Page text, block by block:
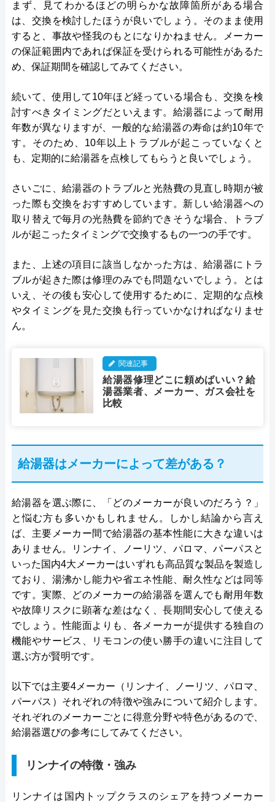
まず、見てわかるほどの明らかな故障箇所がある場合
は、交換を検討したほうが良いでしょう。そのまま使用
すると、事故や怪我のもとになりかねません。メーカー
の保証範囲内であれば保証を受けられる可能性があるた
め、保証期間を確認してみてください。
続いて、使用して10年ほど経っている場合も、交換を検
討すべきタイミングだといえます。給湯器によって耐用
年数が異なりますが、一般的な給湯器の寿命は約10年で
す。そのため、10年以上トラブルが起こっていなくと
も、定期的に給湯器を点検してもらうと良いでしょう。
さいごに、給湯器のトラブルと光熱費の見直し時期が被
った際も交換をおすすめしています。新しい給湯器への
取り替えで毎月の光熱費を節約できそうな場合、トラブ
ルが起こったタイミングで交換するもの一つの手です。
また、上述の項目に該当しなかった方は、給湯器にトラ
ブルが起きた際は修理のみでも問題ないでしょう。とは
いえ、その後も安心して使用するために、定期的な点検
やタイミングを見た交換も行っていかなければなりませ
ん。
関連記事
給湯器修理どこに頼めばいい？給
湯器業者、メーカー、ガス会社を
比較
給湯器はメーカーによって差がある？
給湯器を選ぶ際に、「どのメーカーが良いのだろう？」
と悩む方も多いかもしれません。しかし結論から言え
ば、主要メーカー間で給湯器の基本性能に大きな違いは
ありません。リンナイ、ノーリツ、パロマ、パーパスと
いった国内4大メーカーはいずれも高品質な製品を製造し
ており、湯沸かし能力や省エネ性能、耐久性などは同等
です。実際、どのメーカーの給湯器を選んでも耐用年数
や故障リスクに顕著な差はなく、長期間安心して使える
でしょう。性能面よりも、各メーカーが提供する独自の
機能やサービス、リモコンの使い勝手の違いに注目して
選ぶ方が賢明です。
以下では主要4メーカー（リンナイ、ノーリツ、パロマ、
パーパス）それぞれの特徴や強みについて紹介します。
それぞれのメーカーごとに得意分野や特色があるので、
給湯器選びの参考にしてみてください。
リンナイの特徴・強み
リンナイは国内トップクラスのシェアを持つメーカー